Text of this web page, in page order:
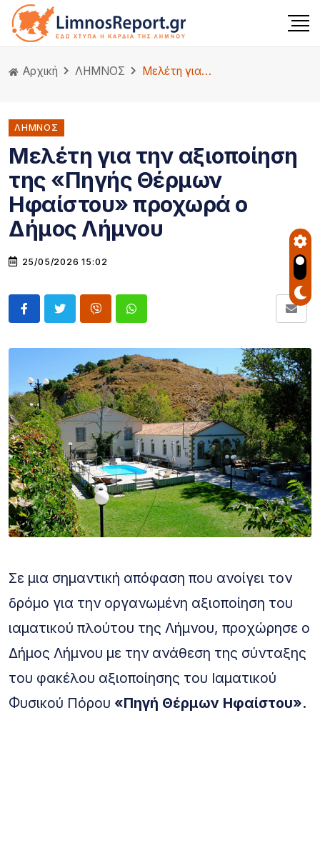
Αρχική ΛΗΜΝΟΣ Μελέτη για την αξιοποίηση της «Πηγής Θέρμων Ηφαίστου» προχωρά ο Δήμος Λήμνου
ΛΗΜΝΟΣ
Μελέτη για την αξιοποίηση
της «Πηγής Θέρμων
Ηφαίστου» προχωρά ο
Δήμος Λήμνου
25/05/2026 15:02
Σε μια σημαντική απόφαση που ανοίγει τον
δρόμο για την οργανωμένη αξιοποίηση του
ιαματικού πλούτου της Λήμνου, προχώρησε ο
Δήμος Λήμνου με την ανάθεση της σύνταξης
του φακέλου αξιοποίησης του Ιαματικού
Φυσικού Πόρου «Πηγή Θέρμων Ηφαίστου».